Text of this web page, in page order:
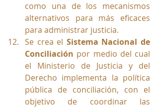
como una de los mecanismos
alternativos para más eficaces
para administrar justicia.
Se crea el Sistema Nacional de
Conciliación por medio del cual
el Ministerio de Justicia y del
Derecho implementa la política
pública de conciliación, con el
objetivo de coordinar las